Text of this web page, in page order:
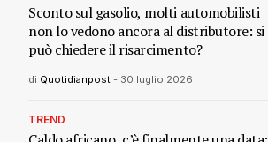
Sconto sul gasolio, molti automobilisti
non lo vedono ancora al distributore: si
può chiedere il risarcimento?
di Quotidianpost - 30 luglio 2026
TREND